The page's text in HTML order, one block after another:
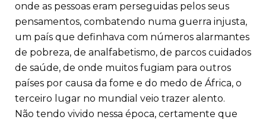
onde as pessoas eram perseguidas pelos seus
pensamentos, combatendo numa guerra injusta,
um país que definhava com números alarmantes
de pobreza, de analfabetismo, de parcos cuidados
de saúde, de onde muitos fugiam para outros
países por causa da fome e do medo de África, o
terceiro lugar no mundial veio trazer alento.
Não tendo vivido nessa época, certamente que